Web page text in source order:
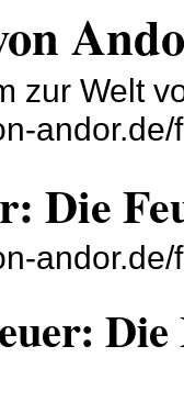
zur Welt
andor.de/
Die